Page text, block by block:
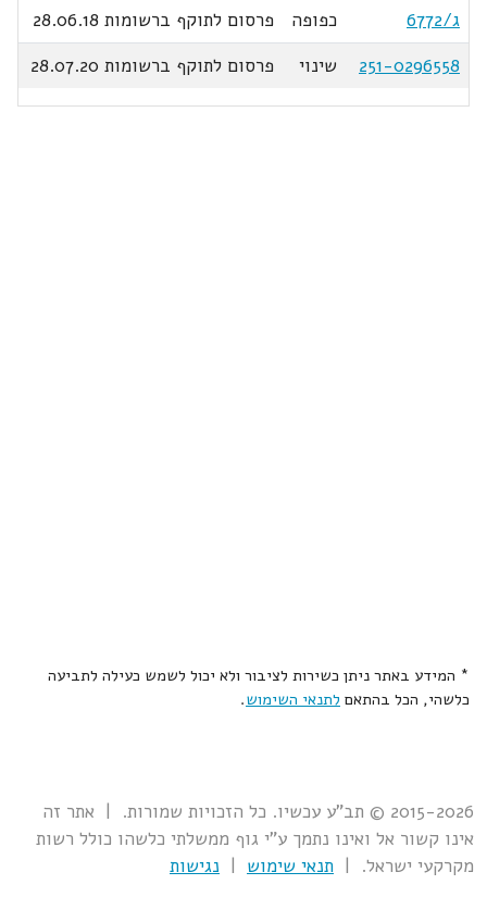
ג/6772
כפופה
פרסום לתוקף ברשומות 28.06.18
251-0296558
שינוי פרסום לתוקף ברשומות 28.07.20
* המידע באתר ניתן כשירות לציבור ולא יכול לשמש כעילה לתביעה
כלשהי, הכל בהתאם לתנאי השימוש.
2015-2026 © תב"ע עכשיו. כל הזכויות שמורות. | אתר זה
אינו קשור אל ואינו נתמך ע"י גוף ממשלתי כלשהו כולל רשות
מקרקעי ישראל. | תנאי שימוש | נגישות